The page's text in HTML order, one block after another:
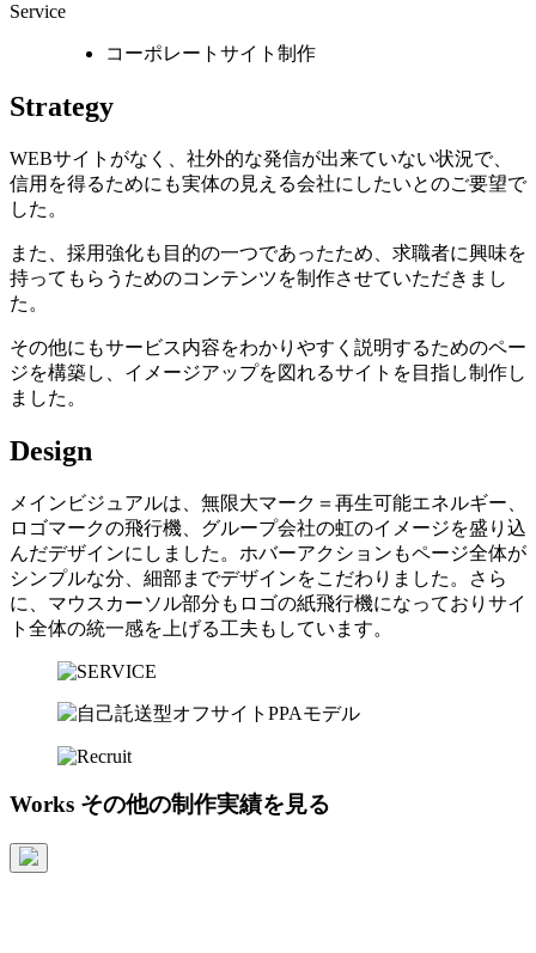
Service
コーポレートサイト制作
Strategy
WEBサイトがなく、社外的な発信が出来ていない状況で、
信用を得るためにも実体の見える会社にしたいとのご要望で
した。
また、採用強化も目的の一つであったため、求職者に興味を
持ってもらうためのコンテンツを制作させていただきまし
た。
その他にもサービス内容をわかりやすく説明するためのペー
ジを構築し、イメージアップを図れるサイトを目指し制作し
ました。
Design
メインビジュアルは、無限大マーク＝再生可能エネルギー、
ロゴマークの飛行機、グループ会社の虹のイメージを盛り込
んだデザインにしました。ホバーアクションもページ全体が
シンプルな分、細部までデザインをこだわりました。さら
に、マウスカーソル部分もロゴの紙飛行機になっておりサイ
ト全体の統一感を上げる工夫もしています。
Works その他の制作実績を見る